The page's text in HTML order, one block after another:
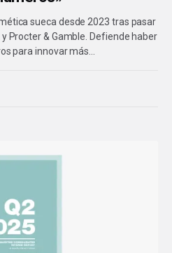
sueca desde 2023 tras pasar
Procter & Gamble. Defiende haber
para innovar más…